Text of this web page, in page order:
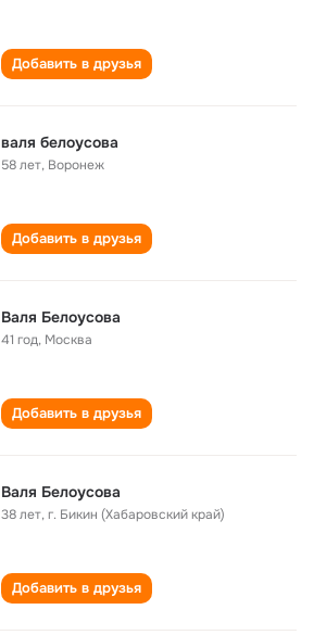
Добавить в друзья
валя белоусова
58 лет, Воронеж
Добавить в друзья
Валя Белоусова
41 год, Москва
Добавить в друзья
Валя Белоусова
38 лет,г. Бикин (Хабаровский край)
Добавить в друзья